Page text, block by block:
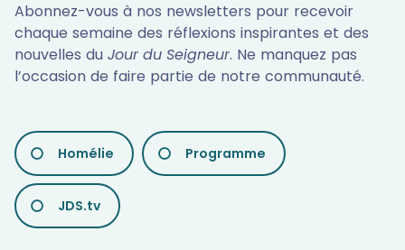
Abonnez-vous à nos newsletters pour recevoir
chaque semaine des réflexions inspirantes et des
nouvelles du Jour du Seigneur. Ne manquez pas
l’occasion de faire partie de notre communauté.
LES
DIFFÉRENTES
NEWSLETTERS
Homélie Programme
JDS.tv